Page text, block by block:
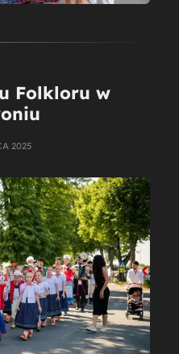
Folkloru w
2025